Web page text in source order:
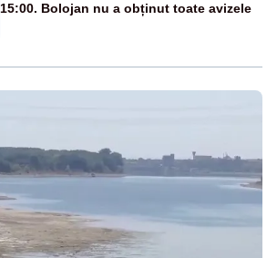
15:00. Bolojan nu a obținut toate avizele